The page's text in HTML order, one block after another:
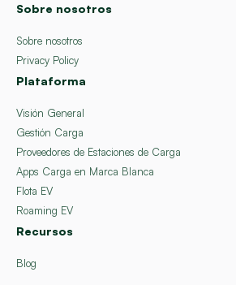
Sobre nosotros
Sobre nosotros
Privacy Policy
Plataforma
Visión General
Gestión Carga
Proveedores de Estaciones de Carga
Apps Carga en Marca Blanca
Flota EV
Roaming EV
Recursos
Blog